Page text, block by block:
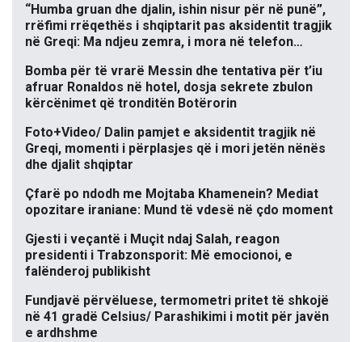
“Humba gruan dhe djalin, ishin nisur për në punë”,
rrëfimi rrëqethës i shqiptarit pas aksidentit tragjik
në Greqi: Ma ndjeu zemra, i mora në telefon…
Bomba për të vrarë Messin dhe tentativa për t’iu
afruar Ronaldos në hotel, dosja sekrete zbulon
kërcënimet që tronditën Botërorin
Foto+Video/ Dalin pamjet e aksidentit tragjik në
Greqi, momenti i përplasjes që i mori jetën nënës
dhe djalit shqiptar
Çfarë po ndodh me Mojtaba Khamenein? Mediat
opozitare iraniane: Mund të vdesë në çdo moment
Gjesti i veçantë i Muçit ndaj Salah, reagon
presidenti i Trabzonsporit: Më emocionoi, e
falënderoj publikisht
Fundjavë përvëluese, termometri pritet të shkojë
në 41 gradë Celsius/ Parashikimi i motit për javën
e ardhshme